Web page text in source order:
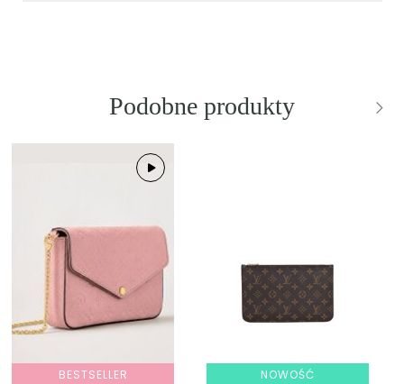
Podobne produkty
BESTSELLER NOWOŚĆ